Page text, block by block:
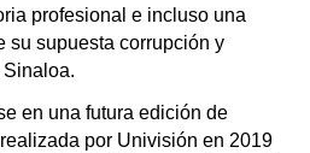
profesional e incluso una
su supuesta corrupción y
en una futura edición de
por Univisión en 2019